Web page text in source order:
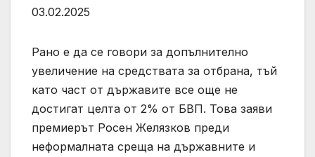
03.02.2025
Рано е да се говори за допълнително
увеличение на средствата за отбрана, тъй
като част от държавите все още не
достигат целта от 2% от БВП. Това заяви
премиерът Росен Желязков преди
неформалната среща на държавните и